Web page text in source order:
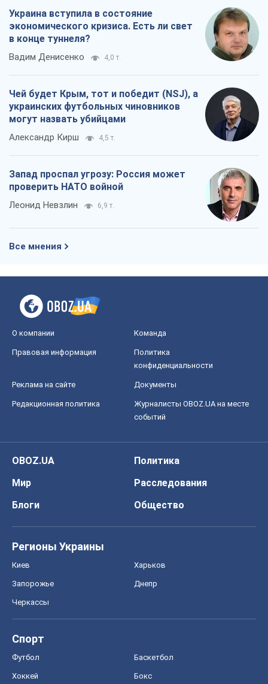
Украина вступила в состояние
экономического кризиса. Есть ли свет
в конце туннеля?
Вадим Денисенко 4,0 т.
Чей будет Крым, тот и победит (NSJ), а
украинских футбольных чиновников
могут назвать убийцами
Александр Кирш 4,5 т.
Запад проспал угрозу: Россия может
проверить НАТО войной
Леонид Невзлин 6,9 т.
Все мнения
О компании Команда
Правовая информация
Политика
конфиденциальности
Реклама на сайте Документы
Редакционная политика
Журналисты OBOZ.UA на месте
событий
OBOZ.UA
Политика
Мир
Расследования
Блоги
Общество
Регионы Украины
Киев Харьков
Запорожье Днепр
Черкассы
Спорт
Футбол Баскетбол
Хоккей Бокс